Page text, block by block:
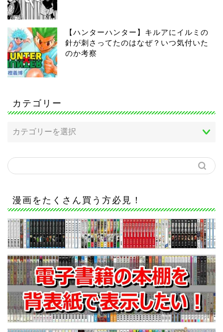
【ハンターハンター】キルアにイルミの
針が刺さってたのはなぜ？いつ気付いた
のか考察
カテゴリー
漫画をたくさん買う方必見！